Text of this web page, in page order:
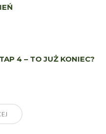
4 – TO JUŻ KONIEC?